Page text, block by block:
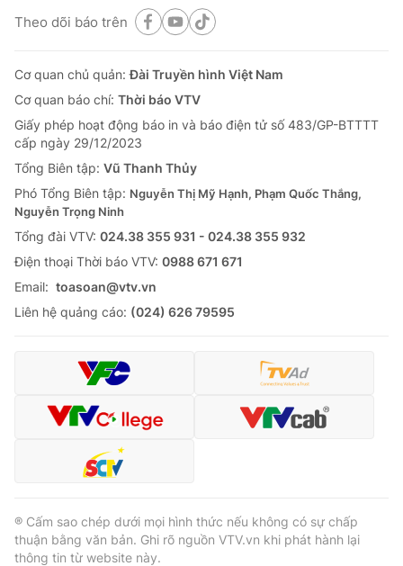
® Cấm sao chép dưới mọi hình thức nếu không có sự chấp
thuận bằng văn bản. Ghi rõ nguồn VTV.vn khi phát hành lại
thông tin từ website này.
Theo dõi báo trên
Cơ quan chủ quản:Đài Truyền hình Việt Nam
Cơ quan báo chí: Thời báo VTV
Giấy phép hoạt động báo in và báo điện tử số 483/GP-BTTTT
cấp ngày 29/12/2023
Tổng Biên tập: Vũ Thanh Thủy
Phó Tổng Biên tập: Nguyễn Thị Mỹ Hạnh, Phạm Quốc Thắng,
Nguyễn Trọng Ninh
Tổng đài VTV: 024.38 355 931 - 024.38 355 932
Ðiện thoại Thời báo VTV: 0988 671 671
Email: toasoan@vtv.vn
Liên hệ quảng cáo: (024) 626 79595
® Cấm sao chép dưới mọi hình thức nếu không có sự chấp
thuận bằng văn bản. Ghi rõ nguồn VTV.vn khi phát hành lại
thông tin từ website này.